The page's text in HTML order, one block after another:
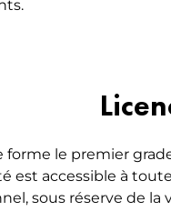
forme le premier
est accessible à
sous réserve de la